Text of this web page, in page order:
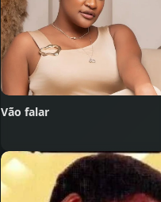
Vão falar